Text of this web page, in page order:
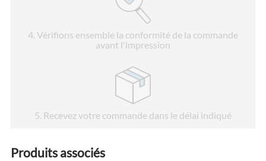
4. Vérifions ensemble la conformité de la commande
avant l'impression
5. Recevez votre commande dans le délai indiqué
Produits associés